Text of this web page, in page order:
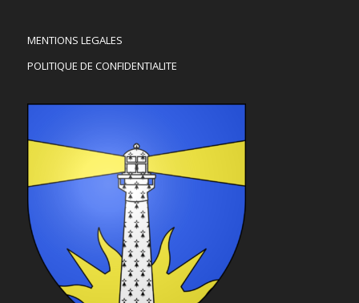
MENTIONS LEGALES
POLITIQUE DE CONFIDENTIALITE